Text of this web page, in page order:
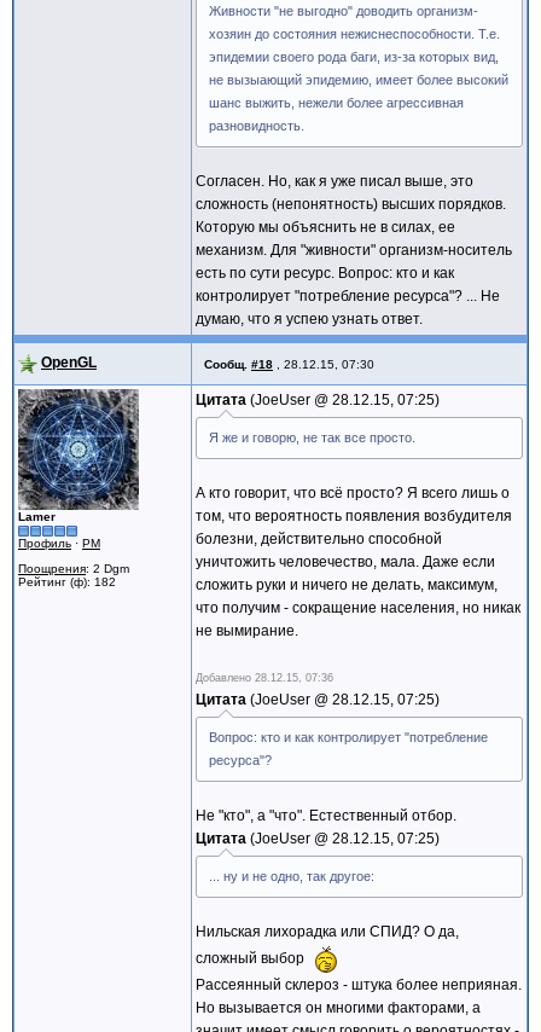
Живности "не выгодно" доводить организм-
хозяин до состояния нежиснеспособности. Т.е.
эпидемии своего рода баги, из-за которых вид,
не вызыающий эпидемию, имеет более высокий
шанс выжить, нежели более агрессивная
разновидность.
Согласен. Но, как я уже писал выше, это
сложность (непонятность) высших порядков.
Которую мы объяснить не в силах, ее
механизм. Для "живности" организм-носитель
есть по сути ресурс. Вопрос: кто и как
контролирует "потребление ресурса"? ... Не
думаю, что я успею узнать ответ.
OpenGL Сообщ. #18 28.12.15, 07:30
Lamer
Профиль · PM
Поощрения: 2 Dgm
Рейтинг (ф): 182
Цитата JoeUser @ 28.12.15, 07:25
Я же и говорю, не так все просто.
А кто говорит, что всё просто? Я всего лишь о
том, что вероятность появления возбудителя
болезни, действительно способной
уничтожить человечество, мала. Даже если
сложить руки и ничего не делать, максимум,
что получим - сокращение населения, но никак
не вымирание.
Добавлено 28.12.15, 07:36
Цитата JoeUser @ 28.12.15, 07:25
Вопрос: кто и как контролирует "потребление
ресурса"?
Не "кто", а "что". Естественный отбор.
Цитата JoeUser @ 28.12.15, 07:25
... ну и не одно, так другое:
Нильская лихорадка или СПИД? О да,
сложный выбор
Рассеянный склероз - штука более неприяная.
Но вызывается он многими факторами, а